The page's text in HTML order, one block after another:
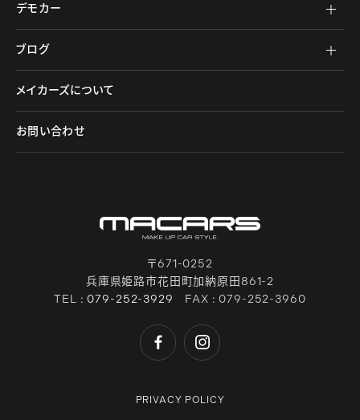
デモカー
ブログ
メイカーズについて
お問い合わせ
〒671-0252
兵庫県姫路市花田町加納原田861-2
TEL :079-252-3929 FAX : 079-252-3960
PRIVACY POLICY